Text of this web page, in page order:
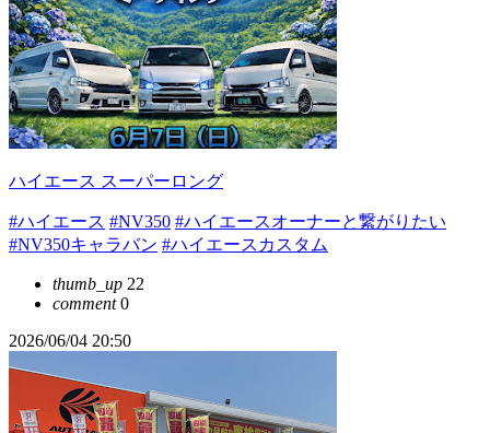
ハイエース スーパーロング
#ハイエース #NV350 #ハイエースオーナーと繋がりたい
#NV350キャラバン #ハイエースカスタム
thumb_up 22
comment0
2026/06/04 20:50